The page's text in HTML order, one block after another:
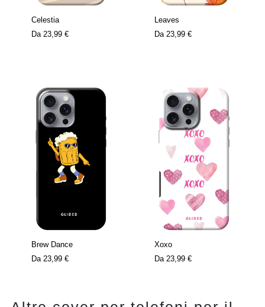
Celestia
Da 23,99 €
Leaves
Da 23,99 €
Brew Dance
Da 23,99 €
Xoxo
Da 23,99 €